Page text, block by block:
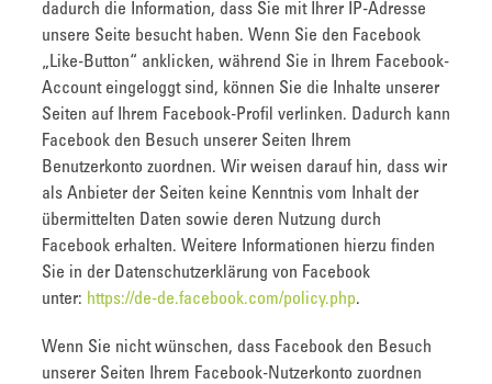
dadurch die Information, dass Sie mit Ihrer IP-Adresse
unsere Seite besucht haben. Wenn Sie den Facebook
„Like-Button“ anklicken, während Sie in Ihrem Facebook-
Account eingeloggt sind, können Sie die Inhalte unserer
Seiten auf Ihrem Facebook-Profil verlinken. Dadurch kann
Facebook den Besuch unserer Seiten Ihrem
Benutzerkonto zuordnen. Wir weisen darauf hin, dass wir
als Anbieter der Seiten keine Kenntnis vom Inhalt der
übermittelten Daten sowie deren Nutzung durch
Facebook erhalten. Weitere Informationen hierzu finden
Sie in der Datenschutzerklärung von Facebook
unter: https://de-de.facebook.com/policy.php.
Wenn Sie nicht wünschen, dass Facebook den Besuch
unserer Seiten Ihrem Facebook-Nutzerkonto zuordnen